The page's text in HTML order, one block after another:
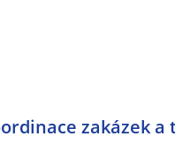
zakázek a